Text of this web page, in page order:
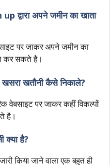
द्वारा अपने जमीन का खाता
पर जाकर अपने जमीन का
कर सकते है।
खतौनी कैसे निकाले?
वेबसाइट पर जाकर कहीं विकल्पों
है।
है?
किया जाने वाला एक बहुत ही